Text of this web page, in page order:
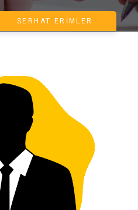
SERHAT ERIMLER